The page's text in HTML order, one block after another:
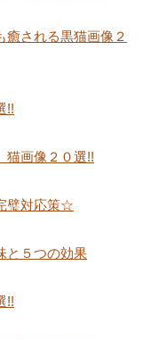
癒される黒猫画像２
!!
猫画像２０選!!
璧対応策☆
と５つの効果
!!